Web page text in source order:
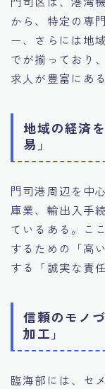
から、特定の専
ー、さらには地
でが揃っており
求人が豊富にあ
地域の経済
易」
門司港周辺を中
庫業、輸出入手
ているある。こ
するための「高
する「誠実な責
信頼のモノ
加工」
臨海部には、セ